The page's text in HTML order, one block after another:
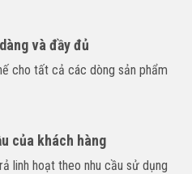
và đầy đủ
cho tất cả các dòng sản phẩm
của khách hàng
linh hoạt theo nhu cầu sử dụng